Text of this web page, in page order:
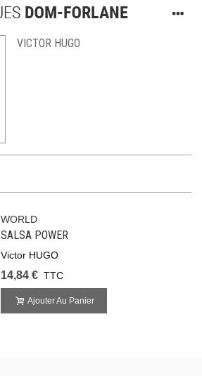
VICTOR HUGO
WORLD
SALSA POWER
Victor HUGO
14,84 € TTC
Ajouter Au Panier